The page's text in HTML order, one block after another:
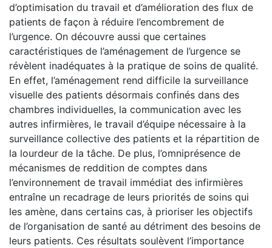
d’optimisation du travail et d’amélioration des flux de
patients de façon à réduire l’encombrement de
l’urgence. On découvre aussi que certaines
caractéristiques de l’aménagement de l’urgence se
révèlent inadéquates à la pratique de soins de qualité.
En effet, l’aménagement rend difficile la surveillance
visuelle des patients désormais confinés dans des
chambres individuelles, la communication avec les
autres infirmières, le travail d’équipe nécessaire à la
surveillance collective des patients et la répartition de
la lourdeur de la tâche. De plus, l’omniprésence de
mécanismes de reddition de comptes dans
l’environnement de travail immédiat des infirmières
entraîne un recadrage de leurs priorités de soins qui
les amène, dans certains cas, à prioriser les objectifs
de l’organisation de santé au détriment des besoins de
leurs patients. Ces résultats soulèvent l’importance